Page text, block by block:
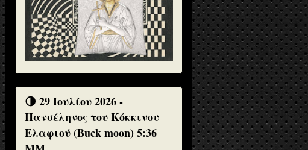
🌗 29 Ιουλίου 2026 -
Πανσέληνος του Κόκκινου
Ελαφιού (Buck moon) 5:36